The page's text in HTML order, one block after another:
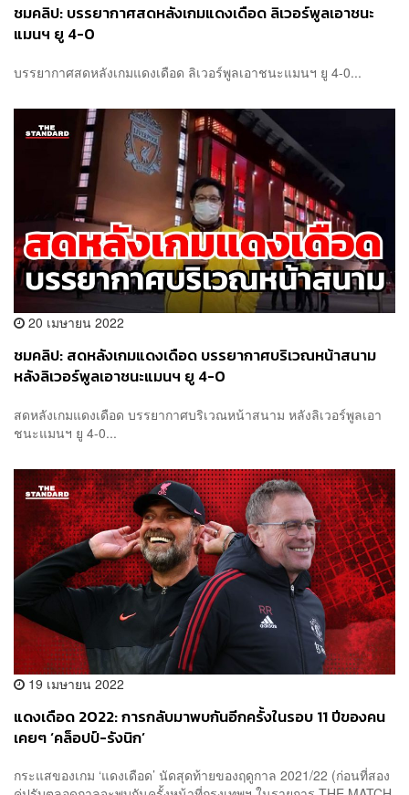
ชมคลิป: บรรยากาศสดหลังเกมแดงเดือด ลิเวอร์พูลเอาชนะ
แมนฯ ยู 4-0
บรรยากาศสดหลังเกมแดงเดือด ลิเวอร์พูลเอาชนะแมนฯ ยู 4-0...
20 เมษายน 2022
ชมคลิป: สดหลังเกมแดงเดือด บรรยากาศบริเวณหน้าสนาม
หลังลิเวอร์พูลเอาชนะแมนฯ ยู 4-0
สดหลังเกมแดงเดือด บรรยากาศบริเวณหน้าสนาม หลังลิเวอร์พูลเอา
ชนะแมนฯ ยู 4-0...
19 เมษายน 2022
แดงเดือด 2022: การกลับมาพบกันอีกครั้งในรอบ 11 ปีของคน
เคยๆ ‘คล็อปป์-รังนิก’
กระแสของเกม ‘แดงเดือด’ นัดสุดท้ายของฤดูกาล 2021/22 (ก่อนที่สอง